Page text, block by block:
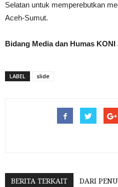
Selatan untuk memperebutkan
Aceh-Sumut.
Bidang Media dan Humas KONI
LABEL slide
BERITA TERKAIT DARI